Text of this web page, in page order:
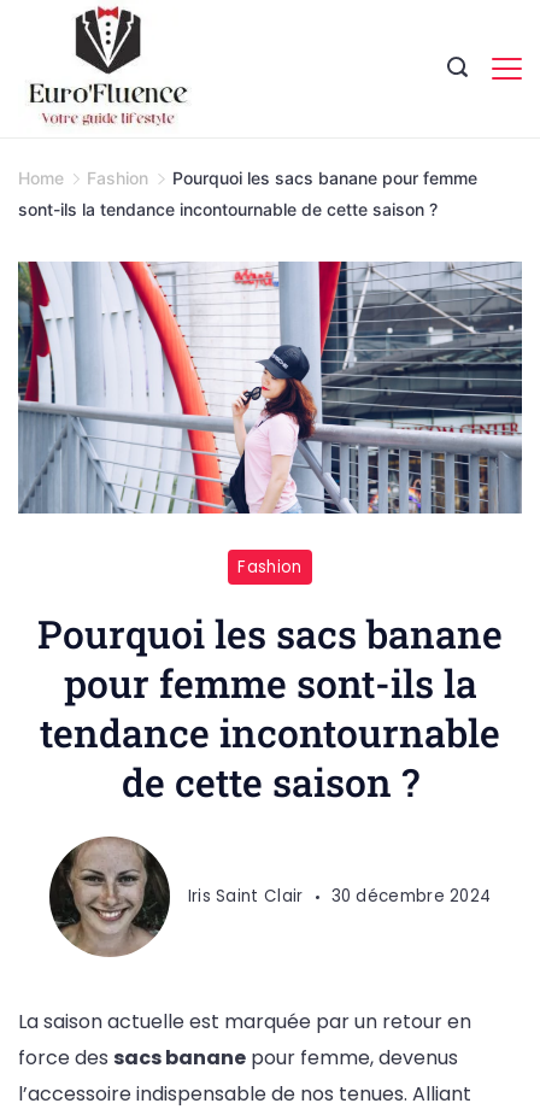
content
Home Fashion
Pourquoi les sacs banane pour femme
sont-ils la tendance incontournable de cette saison ?
Fashion
Pourquoi les sacs banane
pour femme sont-ils la
tendance incontournable
de cette saison ?
Iris Saint Clair 30 décembre 2024
La saison actuelle est marquée par un retour en
force des sacs banane pour femme, devenus
l’accessoire indispensable de nos tenues. Alliant